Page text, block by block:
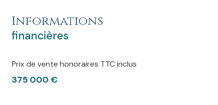
Informations
financières
Prix de vente honoraires TTC inclus
375 000 €